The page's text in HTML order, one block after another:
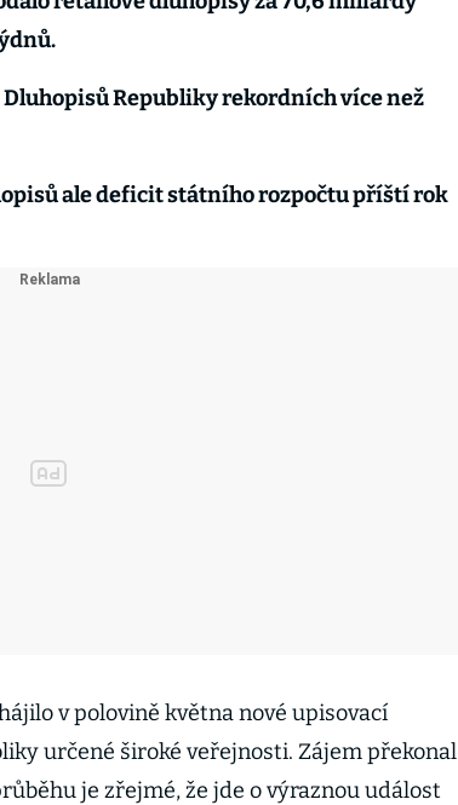
Dluhopisů Republiky rekordních více než
ale deficit státního rozpočtu příští rok
v polovině května nové upisovací
určené široké veřejnosti. Zájem překonal
je zřejmé, že jde o výraznou událost